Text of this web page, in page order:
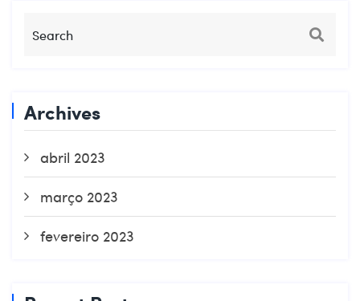
Archives
abril 2023
março 2023
fevereiro 2023